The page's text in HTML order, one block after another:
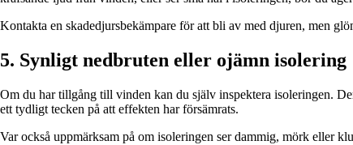
Kontakta en skadedjursbekämpare för att bli av med djuren, men
5. Synligt nedbruten eller ojämn isolering
Om du har tillgång till vinden kan du själv inspektera isoleringen.
ett tydligt tecken på att effekten har försämrats.
Var också uppmärksam på om isoleringen ser dammig, mörk eller